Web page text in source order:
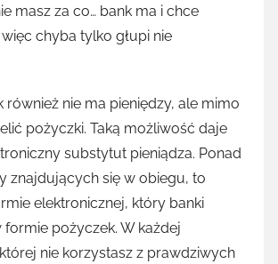
masz za co… bank ma i chce
chyba tylko głupi nie
również nie ma pieniędzy, ale mimo
pożyczki. Taką możliwość daje
substytut pieniądza. Ponad
znajdujących się w obiegu, to
elektronicznej, który banki
formie pożyczek. W każdej
nie korzystasz z prawdziwych